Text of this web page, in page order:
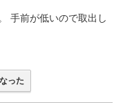
手前が低いので取出し
った